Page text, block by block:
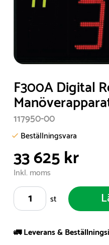
1
of
1
F300A Digital
117950-00
Beställningsvara
33 625 kr
Inkl. moms
st
🚛 Leverans &